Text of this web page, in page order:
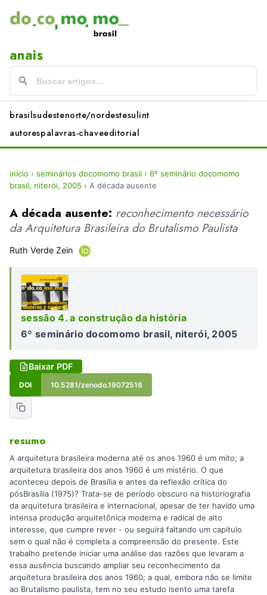
anais
brasilsudestenorte/nordestesulint
autorespalavras-chaveeditorial
início › seminários docomomo brasil › 6º seminário docomomo
brasil, niterói, 2005 › A década ausente
A década ausente: reconhecimento necessário
da Arquitetura Brasileira do Brutalismo Paulista
Ruth Verde Zein
sessão 4. a construção da história
6º seminário docomomo brasil, niterói, 2005
Baixar PDF
DOI 10.5281/zenodo.19072516
resumo
A arquitetura brasileira moderna até os anos 1960 é um mito; a
arquitetura brasileira dos anos 1960 é um mistério. O que
aconteceu depois de Brasília e antes da reflexão crítica do
pósBrasília (1975)? Trata-se de período obscuro na historiografia
da arquitetura brasileira e internacional, apesar de ter havido uma
intensa produção arquitetônica moderna e radical de alto
interesse, que cumpre rever - ou seguirá faltando um capítulo
sem o qual não é completa a compreensão do presente. Este
trabalho pretende iniciar uma análise das razões que levaram a
essa ausência buscando ampliar seu reconhecimento da
arquitetura brasileira dos anos 1960; a qual, embora não se limite
ao Brutalismo paulista, tem no seu estudo isento uma tarefa